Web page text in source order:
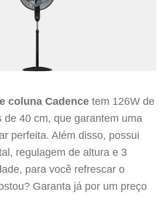
coluna Cadence tem 126W de
de 40 cm, que garantem uma
perfeita. Além disso, possui
regulagem de altura e 3
para você refrescar o
Garanta já por um preço